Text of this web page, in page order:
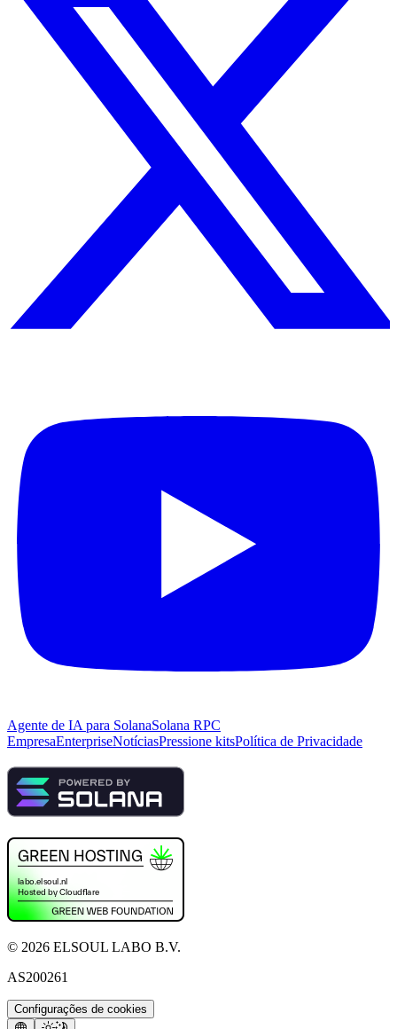
Agente de IA para SolanaSolana RPC
EmpresaEnterpriseNotíciasPressione kitsPolítica de Privacidade
© 2026 ELSOUL LABO B.V.
AS200261
Configurações de cookies